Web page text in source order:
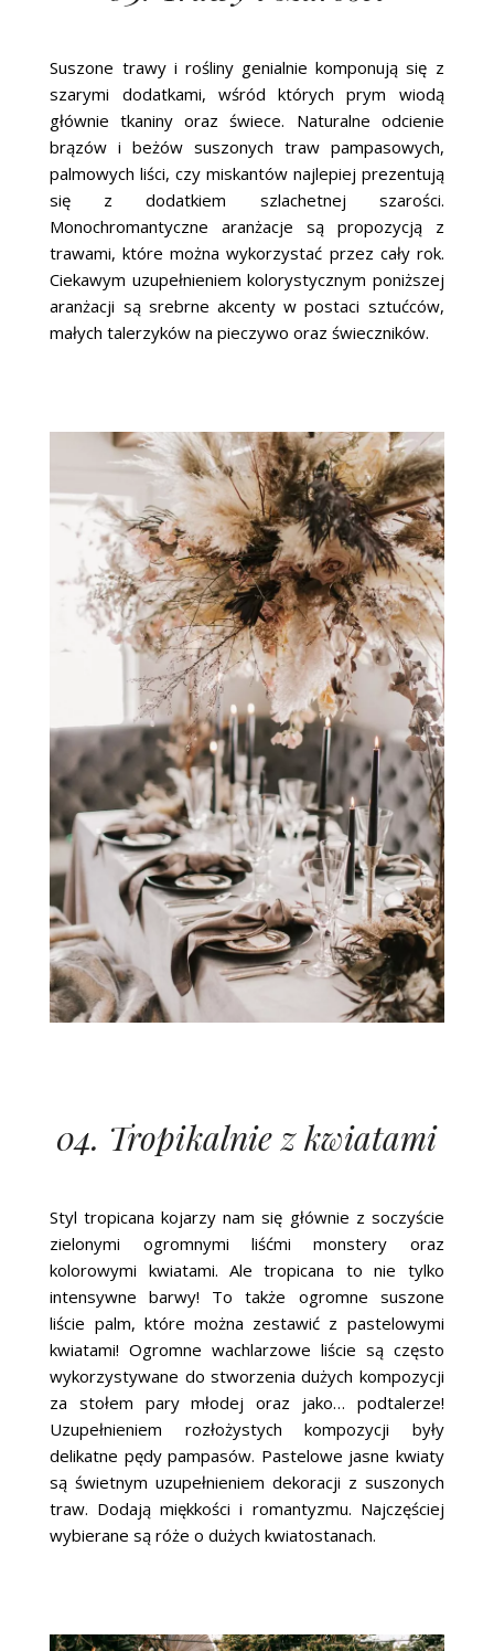
Suszone trawy i rośliny genialnie komponują się z
szarymi dodatkami, wśród których prym wiodą
głównie tkaniny oraz świece. Naturalne odcienie
brązów i beżów suszonych traw pampasowych,
palmowych liści, czy miskantów najlepiej prezentują
się z dodatkiem szlachetnej szarości.
Monochromantyczne aranżacje są propozycją z
trawami, które można wykorzystać przez cały rok.
Ciekawym uzupełnieniem kolorystycznym poniższej
aranżacji są srebrne akcenty w postaci sztućców,
małych talerzyków na pieczywo oraz świeczników.
04. Tropikalnie z kwiatami
Styl tropicana kojarzy nam się głównie z soczyście
zielonymi ogromnymi liśćmi monstery oraz
kolorowymi kwiatami. Ale tropicana to nie tylko
intensywne barwy! To także ogromne suszone
liście palm, które można zestawić z pastelowymi
kwiatami! Ogromne wachlarzowe liście są często
wykorzystywane do stworzenia dużych kompozycji
za stołem pary młodej oraz jako… podtalerze!
Uzupełnieniem rozłożystych kompozycji były
delikatne pędy pampasów. Pastelowe jasne kwiaty
są świetnym uzupełnieniem dekoracji z suszonych
traw. Dodają miękkości i romantyzmu. Najczęściej
wybierane są róże o dużych kwiatostanach.